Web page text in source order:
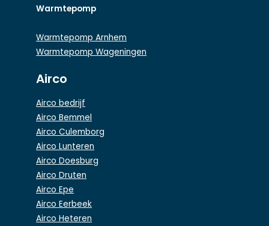
Warmtepomp
Warmtepomp Arnhem
Warmtepomp Wageningen
Airco
Airco bedrijf
Airco Bemmel
Airco Culemborg
Airco Lunteren
Airco Doesburg
Airco Druten
Airco Epe
Airco Eerbeek
Airco Heteren